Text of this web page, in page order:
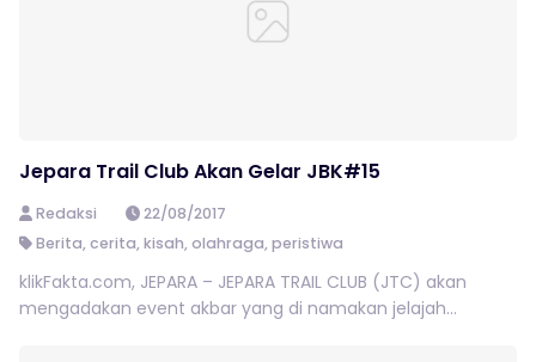
Jepara Trail Club Akan Gelar JBK#15
Redaksi
22/08/2017
Berita, cerita, kisah, olahraga, peristiwa
klikFakta.com, JEPARA – JEPARA TRAIL CLUB (JTC) akan
mengadakan event akbar yang di namakan jelajah...